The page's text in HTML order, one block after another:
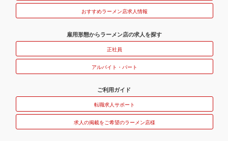
おすすめラーメン店求人情報
雇用形態からラーメン店の求人を探す
正社員
アルバイト・パート
ご利用ガイド
転職求人サポート
求人の掲載をご希望のラーメン店様